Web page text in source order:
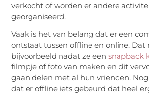
verkocht of worden er andere
georganiseerd.
Vaak is het van belang dat er een
ontstaat tussen offline en online. Dat
bijvoorbeeld nadat ze eensnapback
filmpje of foto van maken en dit
gaan delen met al hun vrienden.
dat er offline iets gebeurd dat heel